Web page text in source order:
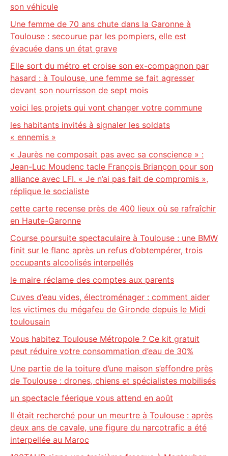
son véhicule
Une femme de 70 ans chute dans la Garonne à
Toulouse : secourue par les pompiers, elle est
évacuée dans un état grave
Elle sort du métro et croise son ex-compagnon par
hasard : à Toulouse, une femme se fait agresser
devant son nourrisson de sept mois
voici les projets qui vont changer votre commune
les habitants invités à signaler les soldats
« ennemis »
« Jaurès ne composait pas avec sa conscience » :
Jean-Luc Moudenc tacle François Briançon pour son
alliance avec LFI. « Je n’ai pas fait de compromis »,
réplique le socialiste
cette carte recense près de 400 lieux où se rafraîchir
en Haute-Garonne
Course poursuite spectaculaire à Toulouse : une BMW
finit sur le flanc après un refus d’obtempérer, trois
occupants alcoolisés interpellés
le maire réclame des comptes aux parents
Cuves d’eau vides, électroménager : comment aider
les victimes du mégafeu de Gironde depuis le Midi
toulousain
Vous habitez Toulouse Métropole ? Ce kit gratuit
peut réduire votre consommation d’eau de 30%
Une partie de la toiture d’une maison s’effondre près
de Toulouse : drones, chiens et spécialistes mobilisés
un spectacle féerique vous attend en août
Il était recherché pour un meurtre à Toulouse : après
deux ans de cavale, une figure du narcotrafic a été
interpellée au Maroc